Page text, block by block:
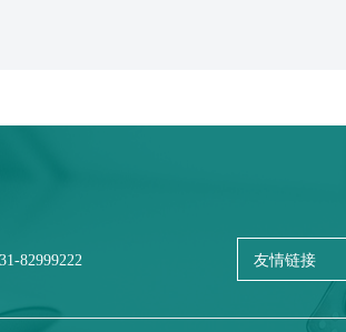
82999222